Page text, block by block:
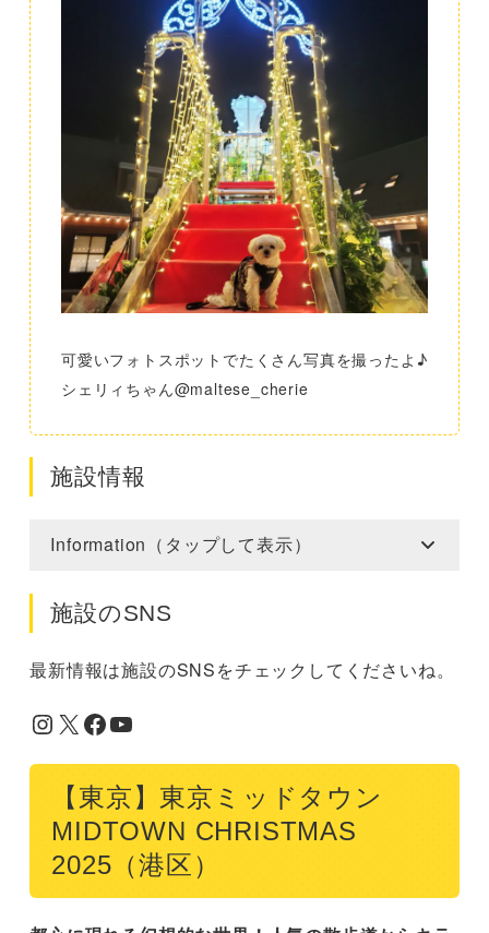
可愛いフォトスポットでたくさん写真を撮ったよ♪
シェリィちゃん@maltese_cherie
施設情報
Information（タップして表示）
施設のSNS
最新情報は施設のSNSをチェックしてくださいね。
Instagram
X Facebook
YouTube
【東京】東京ミッドタウン
MIDTOWN CHRISTMAS
2025（港区）